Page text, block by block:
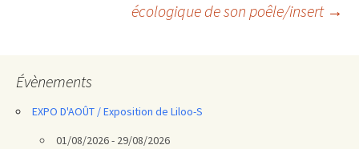
écologique de son poêle/insert →
Évènements
EXPO D'AOÛT / Exposition de Liloo-S
01/08/2026 - 29/08/2026